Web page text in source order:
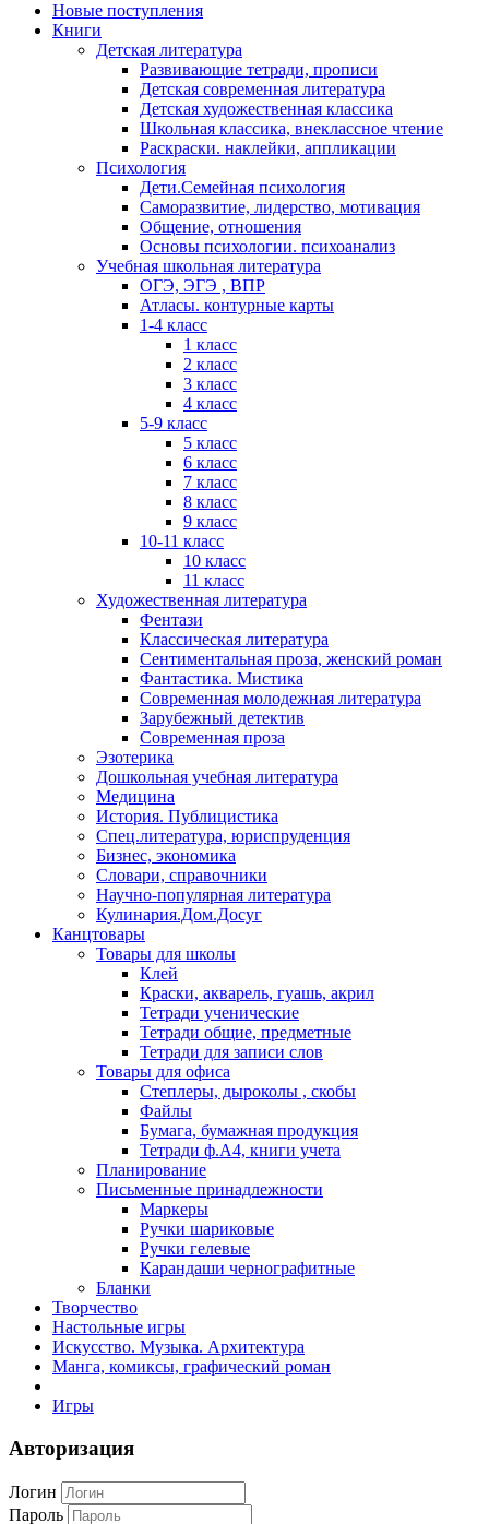
Новые поступления
Книги
Детская литература
Развивающие тетради, прописи
Детская современная литература
Детская художественная классика
Школьная классика, внеклассное чтение
Раскраски. наклейки, аппликации
Психология
Дети.Семейная психология
Саморазвитие, лидерство, мотивация
Общение, отношения
Основы психологии. психоанализ
Учебная школьная литература
ОГЭ, ЭГЭ , ВПР
Атласы. контурные карты
1-4 класс
1 класс
2 класс
3 класс
4 класс
5-9 класс
5 класс
6 класс
7 класс
8 класс
9 класс
10-11 класс
10 класс
11 класс
Художественная литература
Фентази
Классическая литература
Сентиментальная проза, женский роман
Фантастика. Мистика
Современная молодежная литература
Зарубежный детектив
Современная проза
Эзотерика
Дошкольная учебная литература
Медицина
История. Публицистика
Спец.литература, юриспруденция
Бизнес, экономика
Словари, справочники
Научно-популярная литература
Кулинария.Дом.Досуг
Канцтовары
Товары для школы
Клей
Краски, акварель, гуашь, акрил
Тетради ученические
Тетради общие, предметные
Тетради для записи слов
Товары для офиса
Степлеры, дыроколы , скобы
Файлы
Бумага, бумажная продукция
Тетради ф.А4, книги учета
Планирование
Письменные принадлежности
Маркеры
Ручки шариковые
Ручки гелевые
Карандаши чернографитные
Бланки
Творчество
Настольные игры
Искусство. Музыка. Архитектура
Манга, комиксы, графический роман
Игры
Авторизация
Логин
Пароль